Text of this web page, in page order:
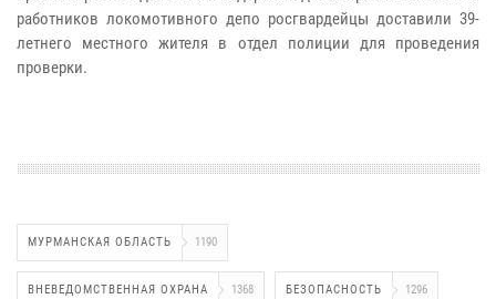
работников локомотивного депо росгвардейцы доставили 39-
летнего местного жителя в отдел полиции для проведения
проверки.
МУРМАНСКАЯ ОБЛАСТЬ 1190
ВНЕВЕДОМСТВЕННАЯ ОХРАНА 1368 БЕЗОПАСНОСТЬ 1296